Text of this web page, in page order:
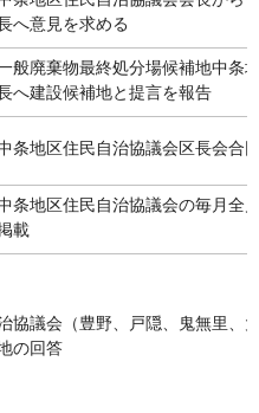
へ意見を求める
般廃棄物最終処分場候補地中条
へ建設候補地と提言を報告
条地区住民自治協議会区長会合
条地区住民自治協議会の毎月全
載
協議会（豊野、戸隠、鬼無里、
の回答